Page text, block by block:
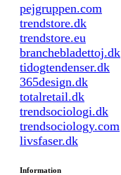
pejgruppen.com
trendstore.dk
trendstore.eu
branchebladettoj.dk
tidogtendenser.dk
365design.dk
totalretail.dk
trendsociologi.dk
trendsociology.com
livsfaser.dk
Information